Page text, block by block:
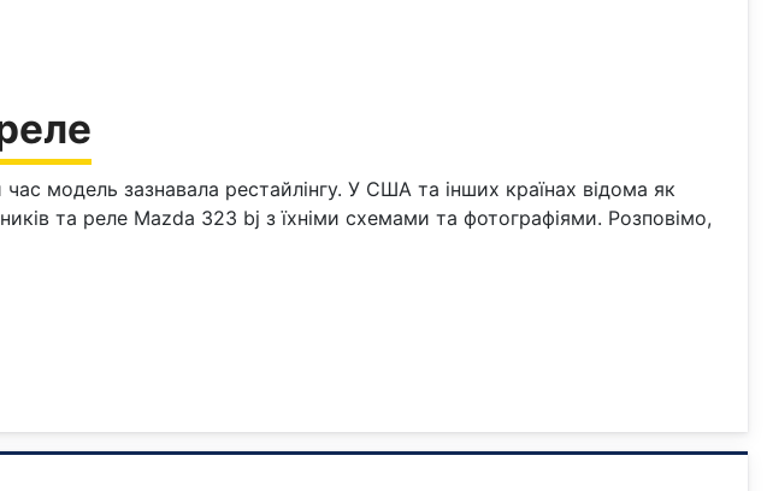
модель зазнавала рестайлінгу. У США та інших країнах відома як
та реле Mazda 323 bj з їхніми схемами та фотографіями. Розповімо,